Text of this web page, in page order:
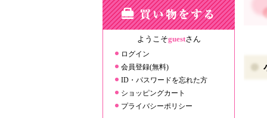
ようこそguestさん
ログイン
会員登録(無料)
ID・パスワードを忘れた方
ショッピングカート
プライバシーポリシー